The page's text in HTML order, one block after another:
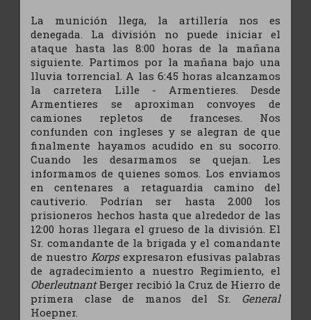
La munición llega, la artillería nos es
denegada. La división no puede iniciar el
ataque hasta las 8:00 horas de la mañana
siguiente. Partimos por la mañana bajo una
lluvia torrencial. A las 6:45 horas alcanzamos
la carretera Lille - Armentieres. Desde
Armentieres se aproximan convoyes de
camiones repletos de franceses. Nos
confunden con ingleses y se alegran de que
finalmente hayamos acudido en su socorro.
Cuando les desarmamos se quejan. Les
informamos de quienes somos. Los enviamos
en centenares a retaguardia camino del
cautiverio. Podrían ser hasta 2.000 los
prisioneros hechos hasta que alrededor de las
12:00 horas llegara el grueso de la división. El
Sr. comandante de la brigada y el comandante
de nuestro Korpsexpresaron efusivas palabras
de agradecimiento a nuestro Regimiento, el
OberleutnantBerger recibió la Cruz de Hierro de
primera clase de manos del Sr. General
Hoepner.